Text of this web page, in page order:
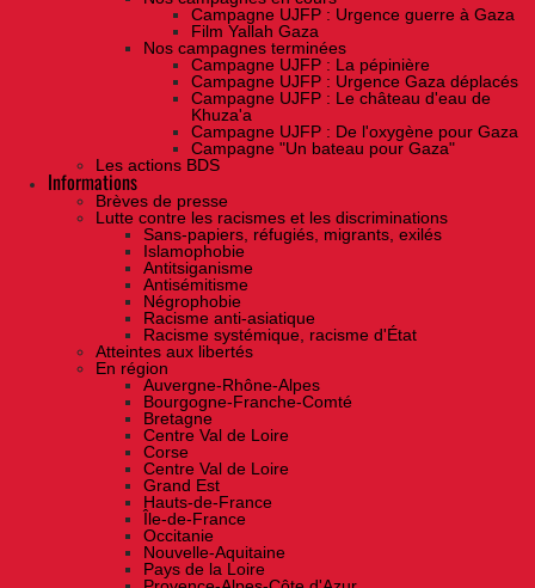
Campagne UJFP : Urgence guerre à Gaza
Film Yallah Gaza
Nos campagnes terminées
Campagne UJFP : La pépinière
Campagne UJFP : Urgence Gaza déplacés
Campagne UJFP : Le château d'eau de
Khuza'a
Campagne UJFP : De l'oxygène pour Gaza
Campagne "Un bateau pour Gaza"
Les actions BDS
Informations
Brèves de presse
Lutte contre les racismes et les discriminations
Sans-papiers, réfugiés, migrants, exilés
Islamophobie
Antitsiganisme
Antisémitisme
Négrophobie
Racisme anti-asiatique
Racisme systémique, racisme d'État
Atteintes aux libertés
En région
Auvergne-Rhône-Alpes
Bourgogne-Franche-Comté
Bretagne
Centre Val de Loire
Corse
Centre Val de Loire
Grand Est
Hauts-de-France
Île-de-France
Occitanie
Nouvelle-Aquitaine
Pays de la Loire